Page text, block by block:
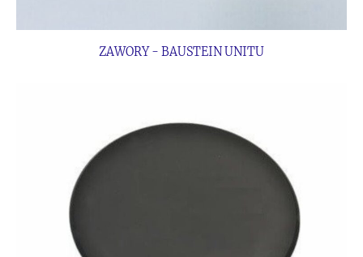
ZAWORY - BAUSTEIN UNITU